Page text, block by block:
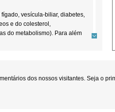
fígado, vesícula-biliar, diabetes,
e do colesterol,
do metabolismo). Para além
disponibilizam os seguintes
dos nossos visitantes. Seja o